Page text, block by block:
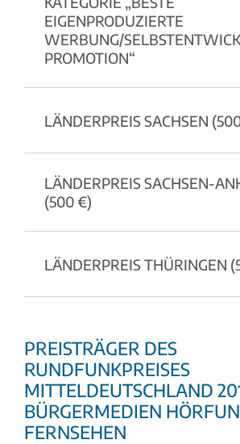
EIGENPRODUZIERTE
WERBUNG/
PROMOTION“
LÄNDERPREIS SACHSEN
LÄNDERPREIS SACHSEN-
(500 €)
LÄNDERPREIS THÜRINGEN
PREISTRÄGER DES
RUNDFUNKPREISES
MITTELDEUTSCHLAND
BÜRGERMEDIEN
FERNSEHEN